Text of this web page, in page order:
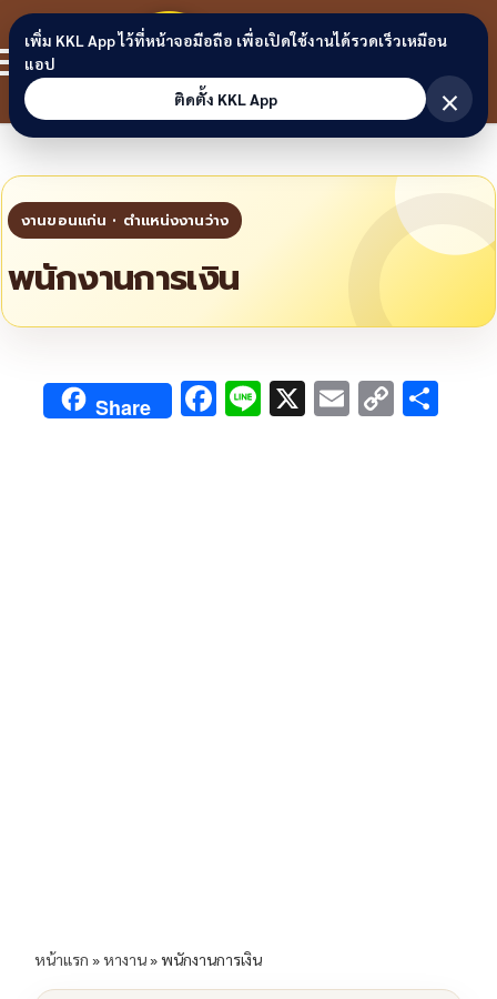
Skip to content
ขอนแก่น
ลิงก์
พนักงานการเงิน
Share F Li X E C
หน้าแรก »หางาน»พนักงานการเงิน
เพิ่ม KKL App ไว้ที่หน้าจอมือถือ เพื่อเปิดใช้งานได้รวดเร็วเหมือน
แอป
ติดตั้ง KKL App
×